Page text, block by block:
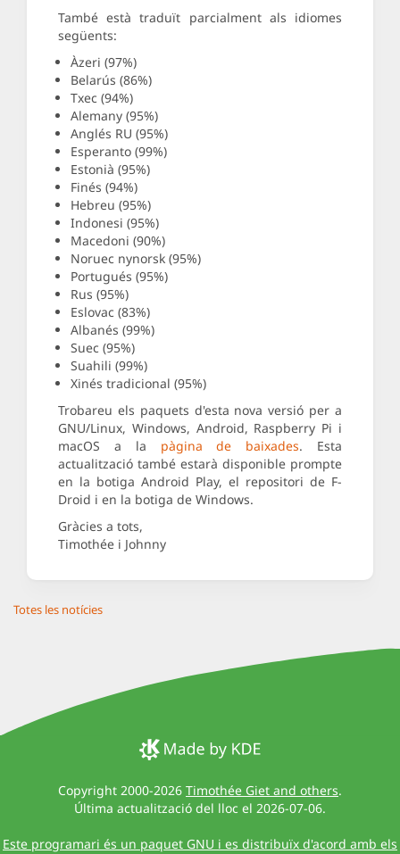
També està traduït parcialment als idiomes
següents:
Àzeri (97%)
Belarús (86%)
Txec (94%)
Alemany (95%)
Anglés RU (95%)
Esperanto (99%)
Estonià (95%)
Finés (94%)
Hebreu (95%)
Indonesi (95%)
Macedoni (90%)
Noruec nynorsk (95%)
Portugués (95%)
Rus (95%)
Eslovac (83%)
Albanés (99%)
Suec (95%)
Suahili (99%)
Xinés tradicional (95%)
Trobareu els paquets d'esta nova versió per a
GNU/Linux, Windows, Android, Raspberry Pi i
macOS a la pàgina de baixades. Esta
actualització també estarà disponible prompte
en la botiga Android Play, el repositori de F-
Droid i en la botiga de Windows.
Gràcies a tots,
Timothée i Johnny
Totes les notícies
Copyright 2000-2026 Timothée Giet and others.
Última actualització del lloc el 2026-07-06.
Este programari és un paquet GNU i es distribuïx d'acord amb els